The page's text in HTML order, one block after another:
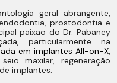
geral abrangente,
prostodontia e
paixão do Dr. Pabaney
particularmente na
em implantes All-on-X,
maxilar, regeneração
implantes.